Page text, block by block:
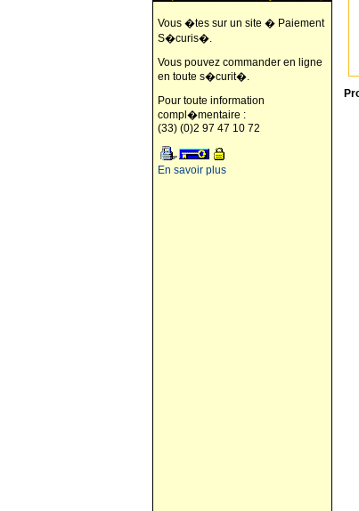
Vous �tes sur un site � Paiement
S�curis�.
Vous pouvez commander en ligne
en toute s�curit�.
Pour toute information
compl�mentaire :
(33) (0)2 97 47 10 72
En savoir plus